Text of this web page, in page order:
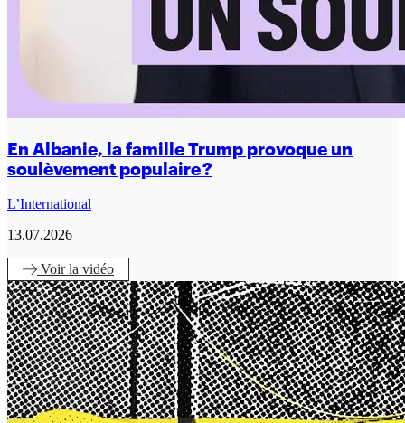
En Albanie, la famille Trump provoque un
soulèvement populaire ?
L’International
13.07.2026
Voirla vidéo